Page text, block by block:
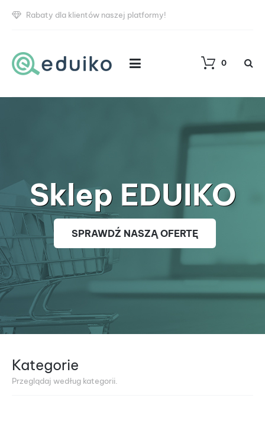
Rabaty dla klientów naszej platformy!
0
Sklep EDUIKO
SPRAWDŹ NASZĄ OFERTĘ
Kategorie
Przeglądaj według kategorii.